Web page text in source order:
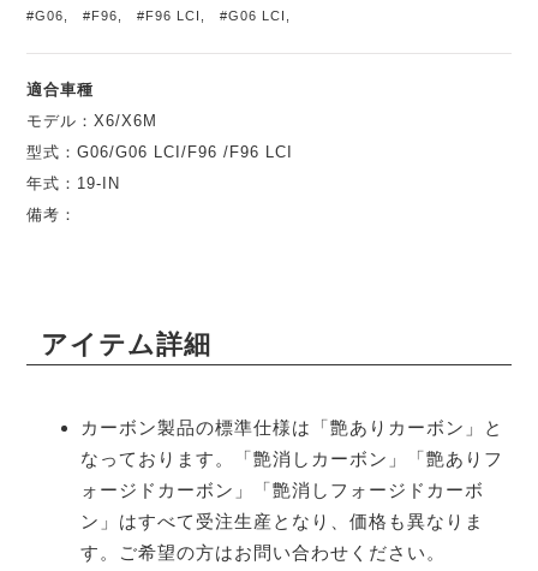
#G06 ,#F96 ,#F96 LCI ,#G06 LCI
適合車種
モデル：X6/X6M
型式：G06/G06 LCI/F96 /F96 LCI
年式：19-IN
備考：
アイテム詳細
カーボン製品の標準仕様は「艶ありカーボン」と
なっております。「艶消しカーボン」「艶ありフ
ォージドカーボン」「艶消しフォージドカーボ
ン」はすべて受注生産となり、価格も異なりま
す。ご希望の方はお問い合わせください。